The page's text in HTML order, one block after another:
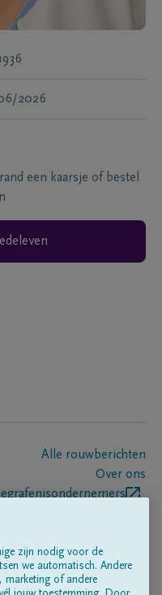
2026
een kaarsje of bestel
Alle rouwberichten
Over ons
zijn nodig voor de
we automatisch. Andere
marketing of andere